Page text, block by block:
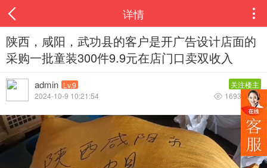
详情 
陕西，咸阳，武功县的客户是开广告设计店面的
采购一批童装300件9.9元在店门口卖双收入
admin Lv.9
关注楼主
2024-10-9 10:21:54
 0
 1693